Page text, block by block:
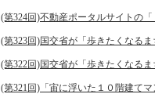
(第324回)不動産ポータルサイトの
(第323回)国交省が「歩きたくなる
(第322回)国交省が「歩きたくなる
(第321回)「宙に浮いた１０階建て